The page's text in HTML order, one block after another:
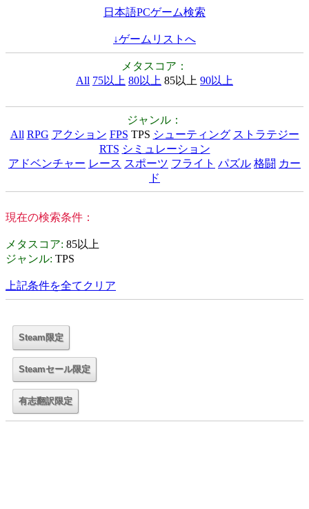
日本語PCゲーム検索
↓ゲームリストへ
メタスコア：
All 75以上 80以上 85以上 90以上
ジャンル：
All RPG アクション FPS TPS シューティング ストラテジー
RTS シミュレーション
アドベンチャー レース スポーツ フライト パズル 格闘 カー
ド
現在の検索条件：
メタスコア: 85以上
ジャンル: TPS
上記条件を全てクリア